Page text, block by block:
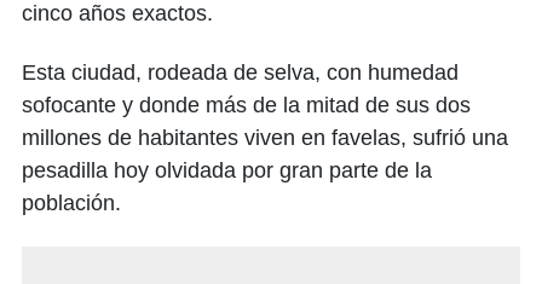
cinco años exactos.
Esta ciudad, rodeada de selva, con humedad
sofocante y donde más de la mitad de sus dos
millones de habitantes viven en favelas, sufrió una
pesadilla hoy olvidada por gran parte de la
población.